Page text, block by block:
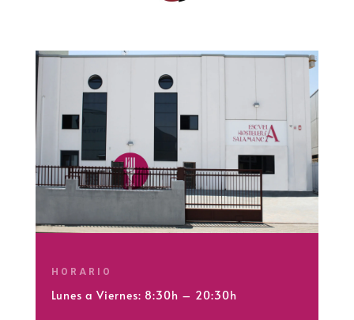
HORARIO
Lunes a Viernes: 8:30h – 20:30h